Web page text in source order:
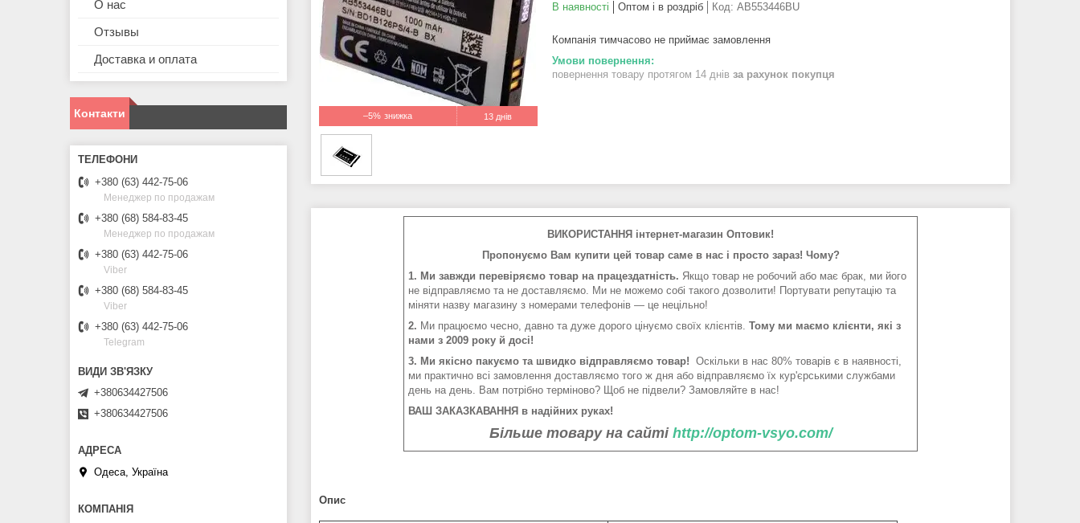
–5% 13 днів
В наявності Оптом і в роздріб Код: AB553446BU
Компанія тимчасово не приймає замовлення
повернення товару протягом 14 днів за рахунок покупця
ВИКОРИСТАННЯ інтернет-магазин Оптовик!
Пропонуємо Вам купити цей товар саме в нас і просто зараз! Чому?
1. Ми завжди перевіряємо товар на працездатність. Якщо товар не робочий або має брак, ми його
не відправляємо та не доставляємо. Ми не можемо собі такого дозволити! Портувати репутацію та
міняти назву магазину з номерами телефонів — це нецільно!
2. Ми працюємо чесно, давно та дуже дорого цінуємо своїх клієнтів. Тому ми маємо клієнти, які з
нами з 2009 року й досі!
3. Ми якісно пакуємо та швидко відправляємо товар! Оскільки в нас 80% товарів є в наявності,
ми практично всі замовлення доставляємо того ж дня або відправляємо їх кур'єрськими службами
день на день. Вам потрібно терміново? Щоб не підвели? Замовляйте в нас!
ВАШ ЗАКАЗКАВАННЯ в надійних руках!
Більше товару на сайті http://optom-vsyo.com/
Опис
О нас
Отзывы
Доставка и оплата
Контакти
+380 (63) 442-75-06
Менеджер по продажам
+380 (68) 584-83-45
Менеджер по продажам
+380 (63) 442-75-06
Viber
+380 (68) 584-83-45
Viber
+380 (63) 442-75-06
Telegram
+380634427506
+380634427506
Одеса, Україна